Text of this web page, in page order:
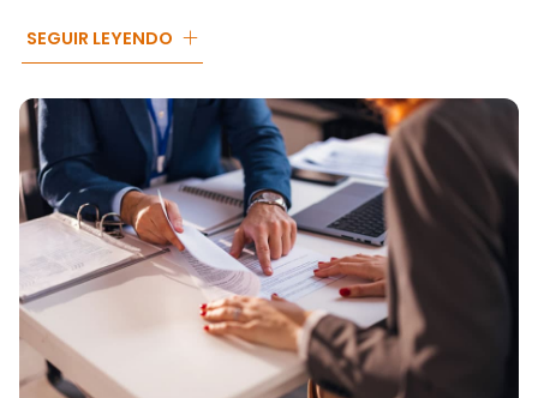
Los profesionales que formamos el equipo de
Amadeo Gadeatrabajamos a diario para
todas las novedades dentro del sector jurídicoy
conseguir velar, siempre, por los intereses de
nuestros clientes. Desde el primer contacto,
nuestros profesionales trabajan en equipo y
mantienen informados al cliente para que sepan
en qué punto del proceso o trámite nos
encontramos. Una de las características
principales de los abogados que trabajamos en
Sergio Amadeo Gadea es el trato cercano y el
asesoramiento personalizado que le ofrecemos a
todos nuestros clientes.Contacteahora y pida una
SEGUIR LEYENDO